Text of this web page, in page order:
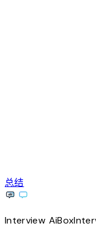
总结
Interview AiBox